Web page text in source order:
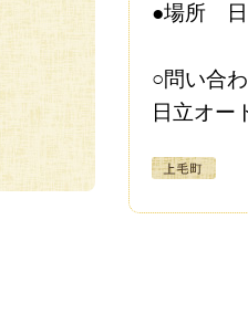
●場所 日
○問い合
日立オー